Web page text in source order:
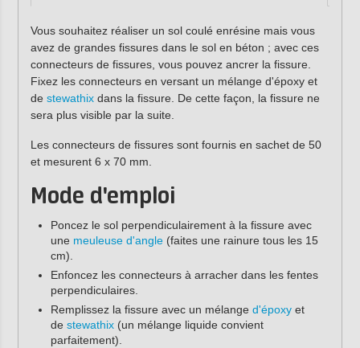
Vous souhaitez réaliser un sol coulé enrésine mais vous
avez de grandes fissures dans le sol en béton ; avec ces
connecteurs de fissures, vous pouvez ancrer la fissure.
Fixez les connecteurs en versant un mélange d'époxy et
de stewathixdans la fissure. De cette façon, la fissure ne
sera plus visible par la suite.
Les connecteurs de fissures sont fournis en sachet de 50
et mesurent 6 x 70 mm.
Mode d'emploi
Poncez le sol perpendiculairement à la fissure avec
une meuleuse d'angle(faites une rainure tous les 15
cm).
Enfoncez les connecteurs à arracher dans les fentes
perpendiculaires.
Remplissez la fissure avec un mélange d'époxyet
de stewathix(un mélange liquide convient
parfaitement).